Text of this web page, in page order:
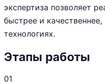
экспертиза позволяет
быстрее и
технологиях.
Этапы работы
01